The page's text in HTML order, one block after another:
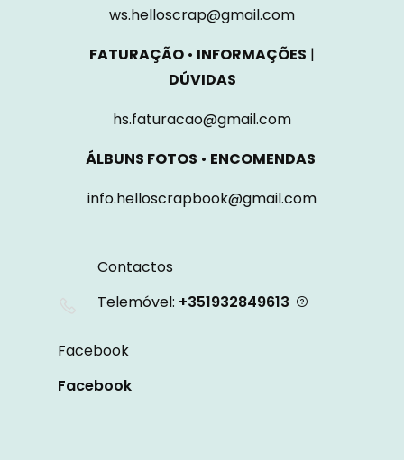
ws.helloscrap@gmail.com
FATURAÇÃO • INFORMAÇÕES |
DÚVIDAS
hs.faturacao@gmail.com
ÁLBUNS FOTOS • ENCOMENDAS
info.helloscrapbook@gmail.com
Contactos
Telemóvel: +351932849613
Facebook
Facebook